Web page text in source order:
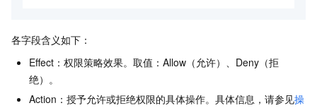
各字段含义如下：
Effect：权限策略效果。取值：Allow（允许）、Deny（拒
绝）。
Action：授予允许或拒绝权限的具体操作。具体信息，请参见操